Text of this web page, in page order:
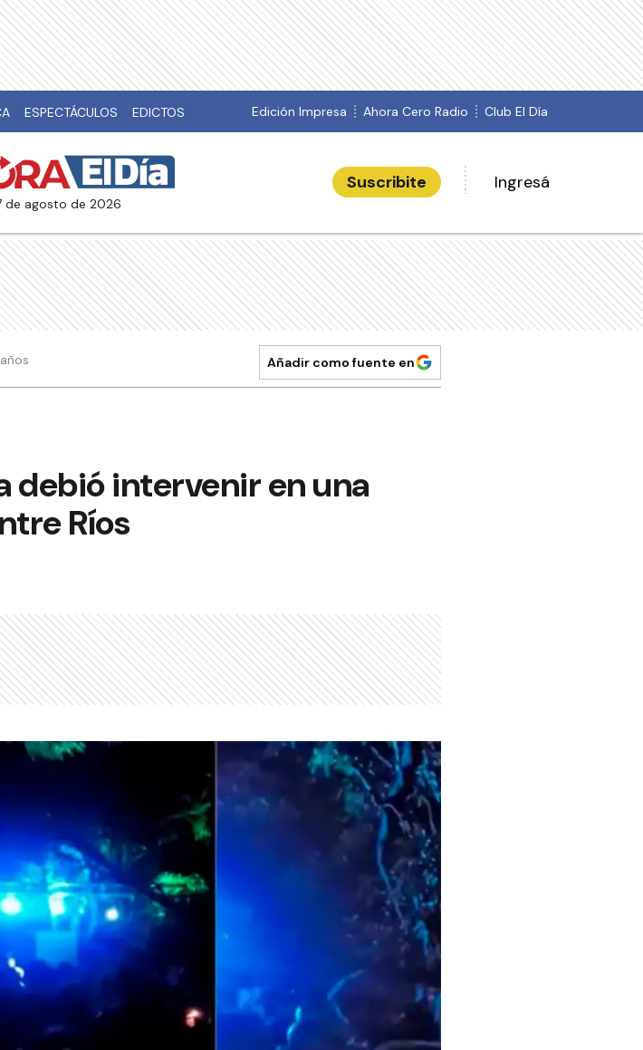
ESPECTÁCULOS EDICTOS Edición Impresa Ahora Cero Radio Club El Día
de agosto de 2026
Suscribite Ingresá
Añadir como fuente en
debió intervenir en una
Ríos